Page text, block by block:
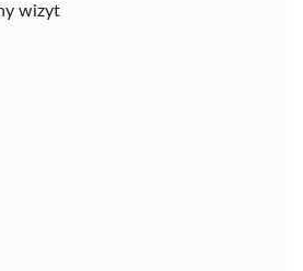
wizyt